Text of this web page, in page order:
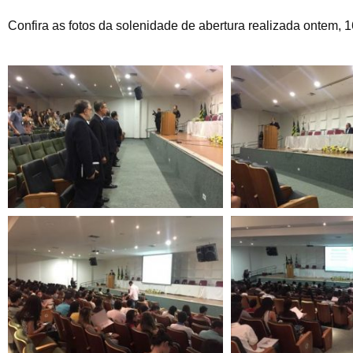
Confira as fotos da solenidade de abertura realizada ontem,